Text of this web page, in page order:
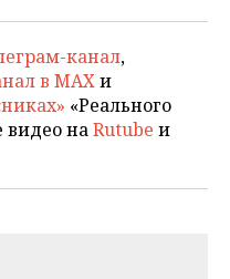
канал,
в MAXи
«Реального
наRutube и